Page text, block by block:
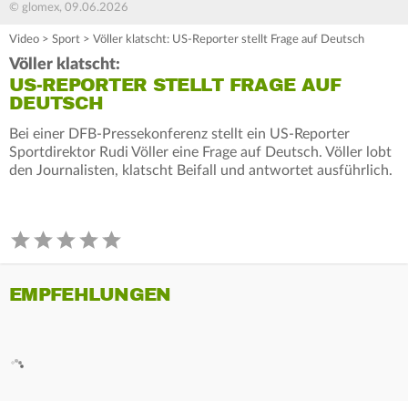
© glomex, 09.06.2026
Video > Sport > Völler klatscht: US-Reporter stellt Frage auf Deutsch
Völler klatscht:
US-REPORTER STELLT FRAGE AUF
DEUTSCH
Bei einer DFB-Pressekonferenz stellt ein US-Reporter
Sportdirektor Rudi Völler eine Frage auf Deutsch. Völler lobt
den Journalisten, klatscht Beifall und antwortet ausführlich.
EMPFEHLUNGEN